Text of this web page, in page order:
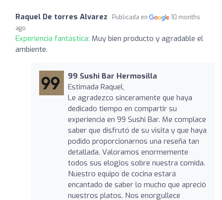
Raquel De torres Alvarez Publicada en
10 months
ago
Experiencia fantástica: Muy bien producto y agradable el
ambiente.
99 Sushi Bar Hermosilla
Estimada Raquel,
Le agradezco sinceramente que haya
dedicado tiempo en compartir su
experiencia en 99 Sushi Bar. Me complace
saber que disfrutó de su visita y que haya
podido proporcionarnos una reseña tan
detallada. Valoramos enormemente
todos sus elogios sobre nuestra comida.
Nuestro equipo de cocina estará
encantado de saber lo mucho que apreció
nuestros platos. Nos enorgullece